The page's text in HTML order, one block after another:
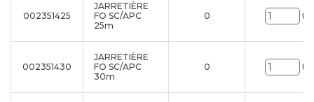
002351425
JARRETIÈRE
FO SC/APC
25m
0
002351430
JARRETIÈRE
FO SC/APC
30m
0